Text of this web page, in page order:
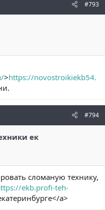
#793
>https://novostroikiekb54.
#794
ек
сломаную технику,
ekb.profi-teh-
a>